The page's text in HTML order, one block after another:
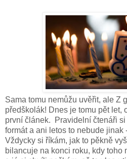
Sama tomu nemůžu uvěřit, ale Z
předškolák! Dnes je tomu pět let,
první článek. Pravidelní čtenáři
formát a ani letos to nebude jinak
Vždycky si říkám, jak to pěkně
bilancuje na konci roku, kdy toho